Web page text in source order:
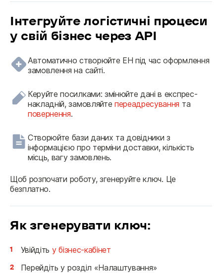
Інтегруйте логістичні процеси
у свій бізнес через АРІ
Автоматично створюйте ЕН під час оформлення
замовлення на сайті.
Керуйте посилками: змінюйте дані в експрес-
накладній, замовляйте переадресування та
повернення.
Створюйте бази даних та довідники з
інформацією про терміни доставки, кількість
місць, вагу замовлень.
Щоб розпочати роботу, згенеруйте ключ. Це
безплатно.
Як згенерувати ключ:
1 Увійдіть у бізнес-кабінет
2
Перейдіть у розділ «Налаштування»